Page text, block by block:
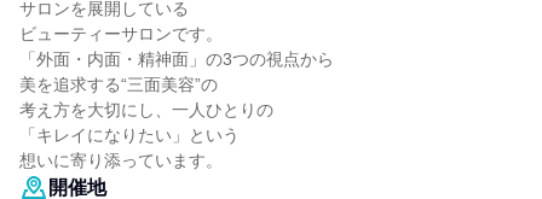
サロンを展開している
ビューティーサロンです。
「外面・内面・精神面」の3つの視点から
美を追求する“三面美容”の
考え方を大切にし、一人ひとりの
「キレイになりたい」という
想いに寄り添っています。
開催地